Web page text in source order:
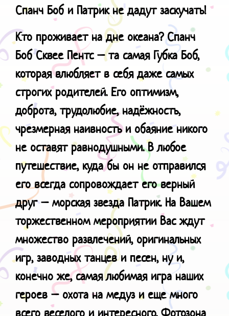
Спанч Боб и Патрик не дадут заскучать!
Кто проживает на дне океана? Спанч
Боб Сквее Пентс – та самая Губка Боб,
которая влюбляет в себя даже самых
строгих родителей. Его оптимизм,
доброта, трудолюбие, надёжность,
чрезмерная наивность и обаяние никого
не оставят равнодушными. В любое
путешествие, куда бы он не отправился
его всегда сопровождает его верный
друг – морская звезда Патрик. На Вашем
торжественном мероприятии Вас ждут
множество развлечений, оригинальных
игр, заводных танцев и песен, ну и,
конечно же, самая любимая игра наших
героев – охота на медуз и еще много
всего веселого и интересного.Фотозона